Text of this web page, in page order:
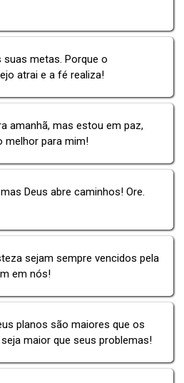
metas. Porque o
atrai e a fé realiza!
amanhã, mas estou em paz,
melhor para mim!
Deus abre caminhos! Ore.
sejam sempre vencidos pela
em nós!
planos são maiores que os
maior que seus problemas!